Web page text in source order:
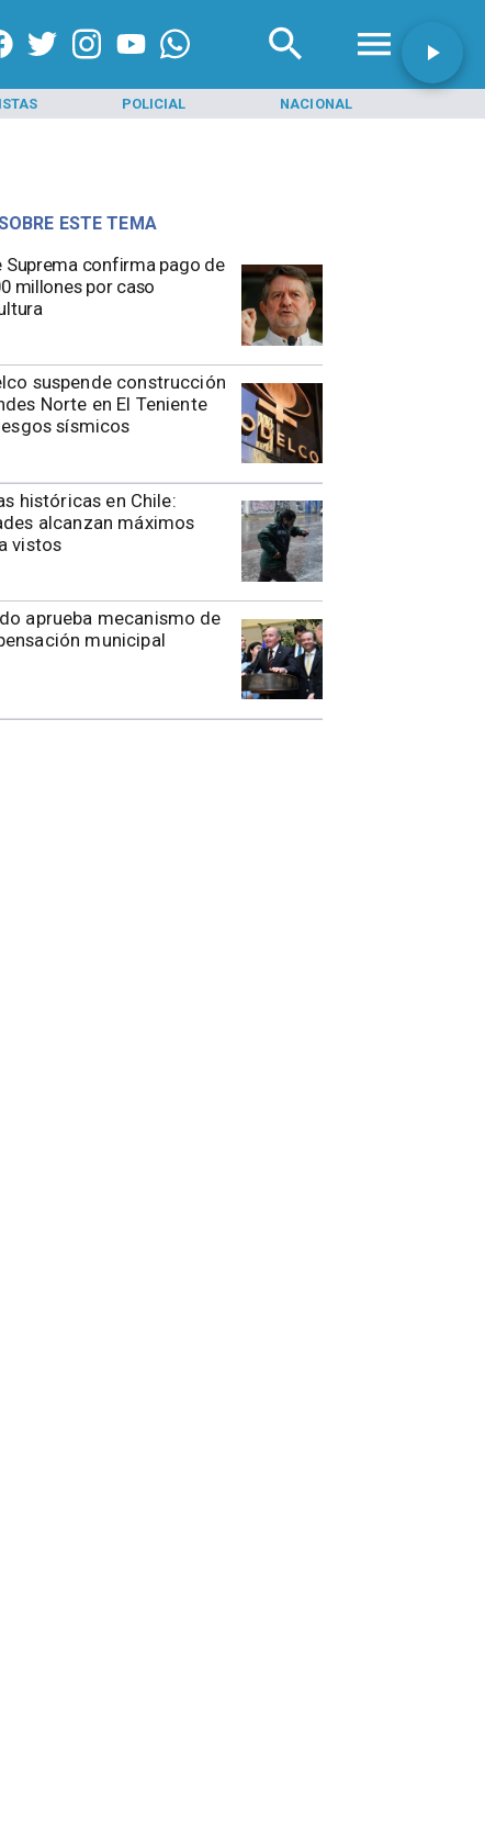
POLICIAL NACIONAL
Suprema confirma pago de
millones por caso
suspende construcción
Norte en El Teniente
sísmicos
históricas en Chile:
alcanzan máximos
vistos
aprueba mecanismo de
municipal
ESTE TEMA